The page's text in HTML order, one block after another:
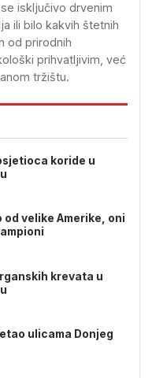
isključivo drvenim
ili bilo kakvih štetnih
od prirodnih
prihvatljivim, već
tržištu.
koride u
od velike Amerike, oni
krevata u
ulicama Donjeg